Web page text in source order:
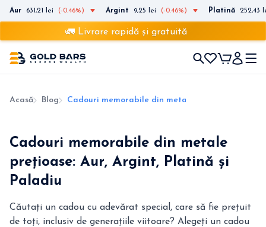
Aur 631,21 lei (-0.46%) Argint 9,25 lei (-0.46%) Platină 252,43
🚛 Livrare rapidă și gratuită
Acasă Blog Cadouri memorabile din metale prețioase: Aur,
Cadouri memorabile din metale
prețioase: Aur, Argint, Platină și
Paladiu
Căutați un cadou cu adevărat special, care să fie prețuit
de toți, inclusiv de generațiile viitoare? Alegeți un cadou